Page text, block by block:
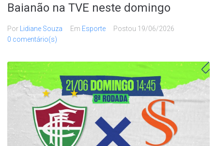
Baianão na TVE neste domingo
Por Lidiane Souza Em Esporte Postou 19/06/2026
0 comentário(s)